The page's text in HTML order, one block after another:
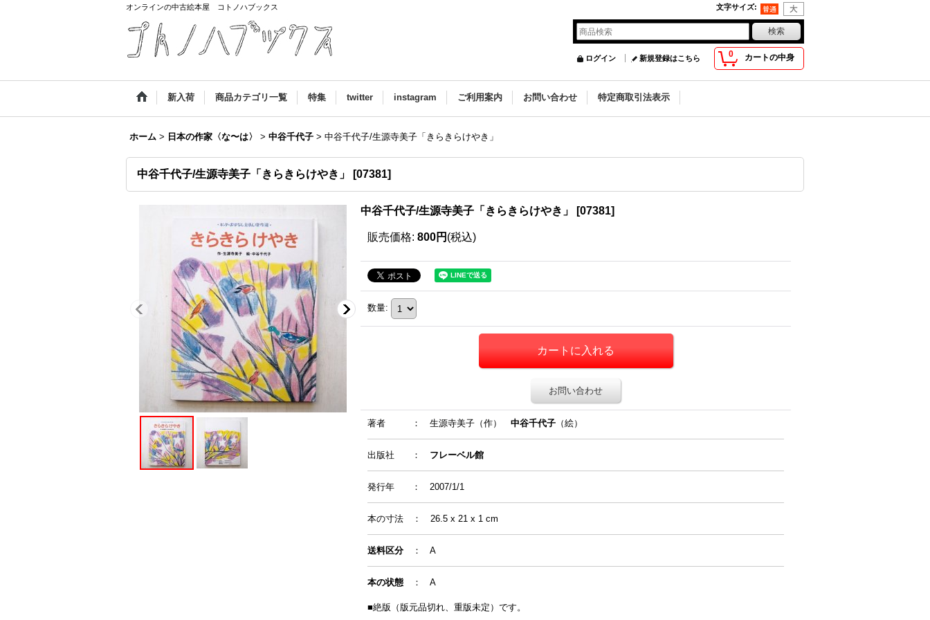
オンラインの中古絵本屋 コトノハブックス 文字サイズ:
0 カートの中身
ログイン 新規登録はこちら
新入荷 商品カテゴリ一覧 特集 twitter instagram ご利用案内 お問い合わせ 特定商取引法表示
ホーム > 日本の作家〈な〜は〉 > 中谷千代子 > 中谷千代子/生源寺美子「きらきらけやき」
中谷千代子/生源寺美子「きらきらけやき」 [07381]
中谷千代子/生源寺美子「きらきらけやき」 [07381]
販売価格: 800円 (税込)
数量:
お問い合わせ
著者 ： 生源寺美子（作） 中谷千代子 （絵）
出版社 ： フレーベル館
発行年 ： 2007/1/1
本の寸法 ： 26.5 x 21 x 1 cm
送料区分： A
本の状態 ： A
■絶版（版元品切れ、重版未定）です。